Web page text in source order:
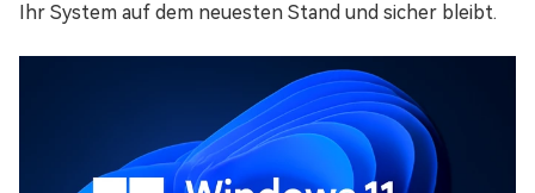
Ihr System auf dem neuesten Stand und sicher bleibt.